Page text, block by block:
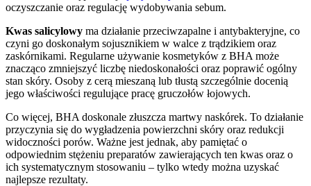
oczyszczanie oraz regulację wydobywania sebum.
Kwas salicylowy ma działanie przeciwzapalne i antybakteryjne, co
czyni go doskonałym sojusznikiem w walce z trądzikiem oraz
zaskórnikami. Regularne używanie kosmetyków z BHA może
znacząco zmniejszyć liczbę niedoskonałości oraz poprawić ogólny
stan skóry. Osoby z cerą mieszaną lub tłustą szczególnie docenią
jego właściwości regulujące pracę gruczołów łojowych.
Co więcej, BHA doskonale złuszcza martwy naskórek. To działanie
przyczynia się do wygładzenia powierzchni skóry oraz redukcji
widoczności porów. Ważne jest jednak, aby pamiętać o
odpowiednim stężeniu preparatów zawierających ten kwas oraz o
ich systematycznym stosowaniu – tylko wtedy można uzyskać
najlepsze rezultaty.